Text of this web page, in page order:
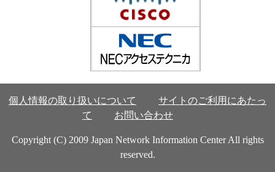
個人情報の取り扱いについて
サイトのご利用にあたっ
て
お問い合わせ
Copyright (C) 2009 Japan Network Information Center All rights
reserved.